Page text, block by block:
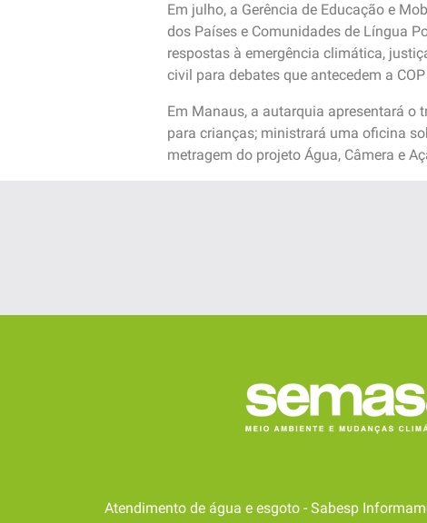
Em julho, a Gerência de Educação e
dos Países e Comunidades de Língua
respostas à emergência climática,
civil para debates que antecedem a
Em Manaus, a autarquia apresentará o
para crianças; ministrará uma oficina
metragem do projeto Água, Câmera e
Atendimento de água e esgoto - Sabesp